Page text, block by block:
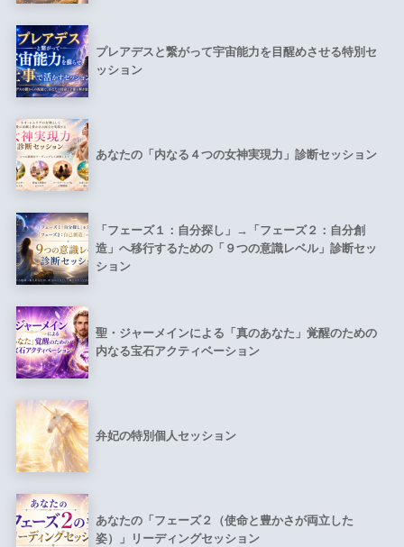
プレアデスと繋がって宇宙能力を目醒めさせる特別セ
ッション
あなたの「内なる４つの女神実現力」診断セッション
「フェーズ１：自分探し」→「フェーズ２：自分創
造」へ移行するための「９つの意識レベル」診断セッ
ション
聖・ジャーメインによる「真のあなた」覚醒のための
内なる宝石アクティベーション
弁妃の特別個人セッション
あなたの「フェーズ２（使命と豊かさが両立した
姿）」リーディングセッション